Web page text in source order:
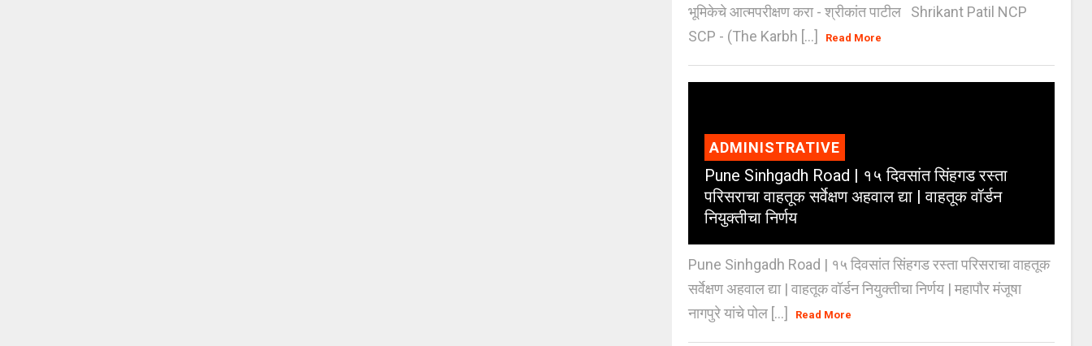
भूमिकेचे आत्मपरीक्षण करा - श्रीकांत पाटील Shrikant Patil NCP
SCP - (The Karbh [...]
Read More
ADMINISTRATIVE
Pune Sinhgadh Road | १५ दिवसांत सिंहगड रस्ता
परिसराचा वाहतूक सर्वेक्षण अहवाल द्या | वाहतूक वॉर्डन
नियुक्तीचा निर्णय
Pune Sinhgadh Road | १५ दिवसांत सिंहगड रस्ता परिसराचा वाहतूक
सर्वेक्षण अहवाल द्या | वाहतूक वॉर्डन नियुक्तीचा निर्णय | महापौर मंजूषा
नागपुरे यांचे पोल [...]
Read More